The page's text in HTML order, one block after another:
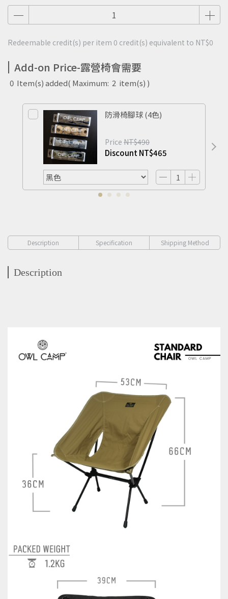
Redeemable credit(s) per item 0 credit(s) equivalent to NT$0
Add-on Price-露營椅會需要
0 Item(s) added( Maximum: 2 item(s) )
防滑椅腳球 (4色)
Price NT$490
Discount NT$465
Description Specification Shipping Method
Description